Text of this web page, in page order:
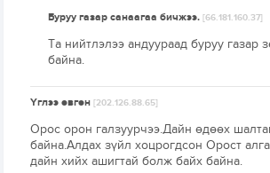
Буруу газар санаагаа бичжээ.[66.181.160.37]
Та нийтлэлээ андуураад буруу газар
байна.
Үглээ өвгөн[202.126.88.65]
Орос орон галзуурчээ.Дайн өдөөх
байна.Алдах зүйл хоцрогдсон Орост
дайн хийх ашигтай болж байх байна.